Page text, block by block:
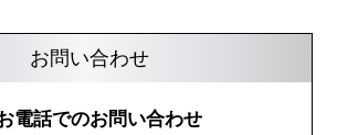
お問い合わせ
電話でのお問い合わせ